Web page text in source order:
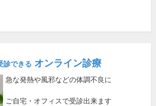
診できる オンライン診療
急な発熱や風邪などの体調不良に
ご自宅・オフィスで受診出来ます